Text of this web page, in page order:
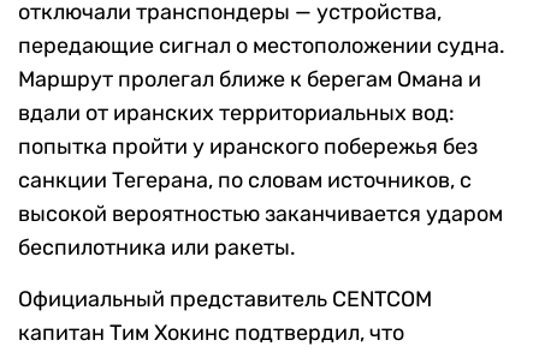
отключали транспондеры — устройства,
передающие сигнал о местоположении судна.
Маршрут пролегал ближе к берегам Омана и
вдали от иранских территориальных вод:
попытка пройти у иранского побережья без
санкции Тегерана, по словам источников, с
высокой вероятностью заканчивается ударом
беспилотника или ракеты.
Официальный представитель CENTCOM
капитан Тим Хокинс подтвердил, что